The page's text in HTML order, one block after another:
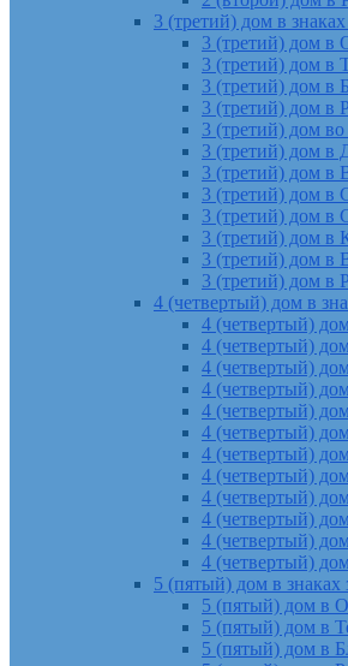
3 (третий) дом в знаках
3 (третий) дом в
3 (третий) дом в
3 (третий) дом в
3 (третий) дом в
3 (третий) дом
3 (третий) дом в
3 (третий) дом в
3 (третий) дом в
3 (третий) дом в
3 (третий) дом в
3 (третий) дом в
3 (третий) дом в
4 (четвертый) дом в
4 (четвертый)
4 (четвертый)
4 (четвертый)
4 (четвертый)
4 (четвертый)
4 (четвертый)
4 (четвертый)
4 (четвертый)
4 (четвертый)
4 (четвертый)
4 (четвертый)
4 (четвертый)
5 (пятый) дом в знаках
5 (пятый) дом в
5 (пятый) дом в
5 (пятый) дом в